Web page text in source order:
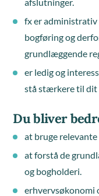
fx er administrativ
bogføring og
grundlæggende
er ledig og
stå stærkere til
Du bliver
at bruge
at forstå de
og bogholderi.
erhvervsøkonomi